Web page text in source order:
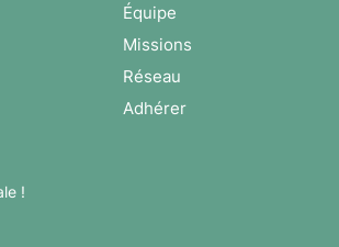
!
Équipe
Missions
Réseau
Adhérer